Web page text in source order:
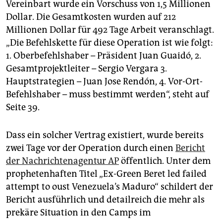
Vereinbart wurde ein Vorschuss von 1,5 Millionen
Dollar. Die Gesamtkosten wurden auf 212
Millionen Dollar für 492 Tage Arbeit veranschlagt.
„Die Befehlskette für diese Operation ist wie folgt:
1. Oberbefehlshaber – Präsident Juan Guaidó, 2.
Gesamtprojektleiter – Sergio Vergara 3.
Hauptstrategien – Juan Jose Rendón, 4. Vor-Ort-
Befehlshaber – muss bestimmt werden“, steht auf
Seite 39.
Dass ein solcher Vertrag existiert, wurde bereits
zwei Tage vor der Operation durch einen Bericht
der Nachrichtenagentur APöffentlich. Unter dem
prophetenhaften Titel „Ex-Green Beret led failed
attempt to oust Venezuela’s Maduro“ schildert der
Bericht ausführlich und detailreich die mehr als
prekäre Situation in den Camps im